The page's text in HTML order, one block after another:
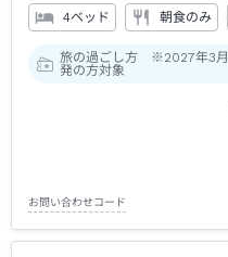
4ベッド 朝食のみ
旅の過ごし方 ※2027年3月
発の方対象
お問い合わせコード